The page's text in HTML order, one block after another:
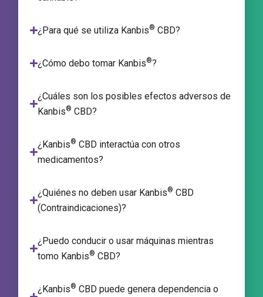
¿Para qué se utiliza Kanbis® CBD?
¿Cómo debo tomar Kanbis®?
¿Cuáles son los posibles efectos adversos de
Kanbis® CBD?
¿Kanbis® CBD interactúa con otros
medicamentos?
¿Quiénes no deben usar Kanbis® CBD
(Contraindicaciones)?
¿Puedo conducir o usar máquinas mientras
tomo Kanbis® CBD?
¿Kanbis® CBD puede genera dependencia o